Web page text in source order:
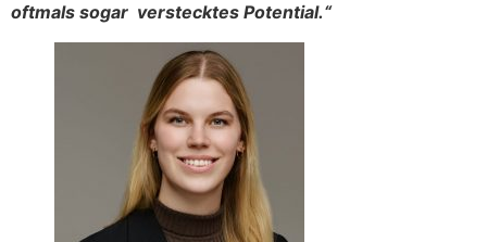
oftmals sogar verstecktes Potential.“